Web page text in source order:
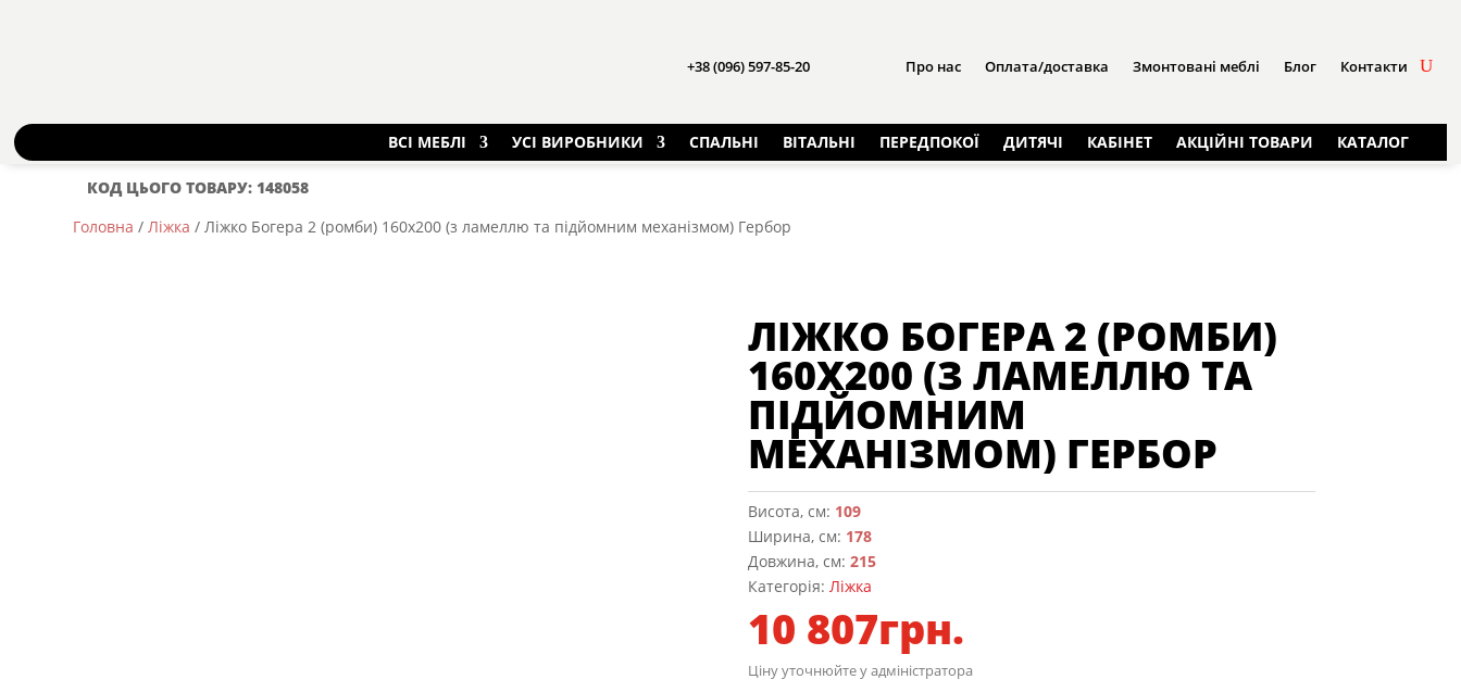
+38 (096) 597-85-20 Про нас Оплата/доставка Змонтовані меблі Блог Контакти
ВСІ МЕБЛІ УСІ ВИРОБНИКИ СПАЛЬНІ ВІТАЛЬНІ ПЕРЕДПОКОЇ ДИТЯЧІ КАБІНЕТ АКЦІЙНІ ТОВАРИ КАТАЛОГ
КОД ЦЬОГО ТОВАРУ: 148058
Головна /Ліжка / Ліжко Богера 2 (ромби) 160х200 (з ламеллю та підйомним механізмом) Гербор
ЛІЖКО БОГЕРА 2 (РОМБИ)
160Х200 (З ЛАМЕЛЛЮ ТА
ПІДЙОМНИМ
МЕХАНІЗМОМ) ГЕРБОР
Висота, см: 109
Ширина, см: 178
Довжина, см:215
Категорія: Ліжка
10 807грн.
Ціну уточнюйте у адміністратора